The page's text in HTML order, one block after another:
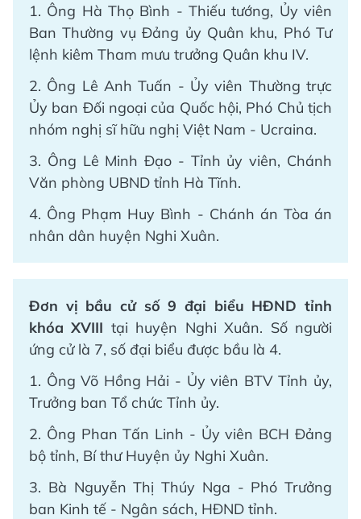
1. Ông Hà Thọ Bình - Thiếu tướng, Ủy viên
Ban Thường vụ Đảng ủy Quân khu, Phó Tư
lệnh kiêm Tham mưu trưởng Quân khu IV.
2. Ông Lê Anh Tuấn - Ủy viên Thường trực
Ủy ban Đối ngoại của Quốc hội, Phó Chủ tịch
nhóm nghị sĩ hữu nghị Việt Nam - Ucraina.
3. Ông Lê Minh Đạo - Tỉnh ủy viên, Chánh
Văn phòng UBND tỉnh Hà Tĩnh.
4. Ông Phạm Huy Bình - Chánh án Tòa án
nhân dân huyện Nghi Xuân.
Đơn vị bầu cử số 9 đại biểu HĐND tỉnh
khóa XVIII tại huyện Nghi Xuân. Số người
ứng cử là 7, số đại biểu được bầu là 4.
1. Ông Võ Hồng Hải - Ủy viên BTV Tỉnh ủy,
Trưởng ban Tổ chức Tỉnh ủy.
2. Ông Phan Tấn Linh - Ủy viên BCH Đảng
bộ tỉnh, Bí thư Huyện ủy Nghi Xuân.
3. Bà Nguyễn Thị Thúy Nga - Phó Trưởng
ban Kinh tế - Ngân sách, HĐND tỉnh.